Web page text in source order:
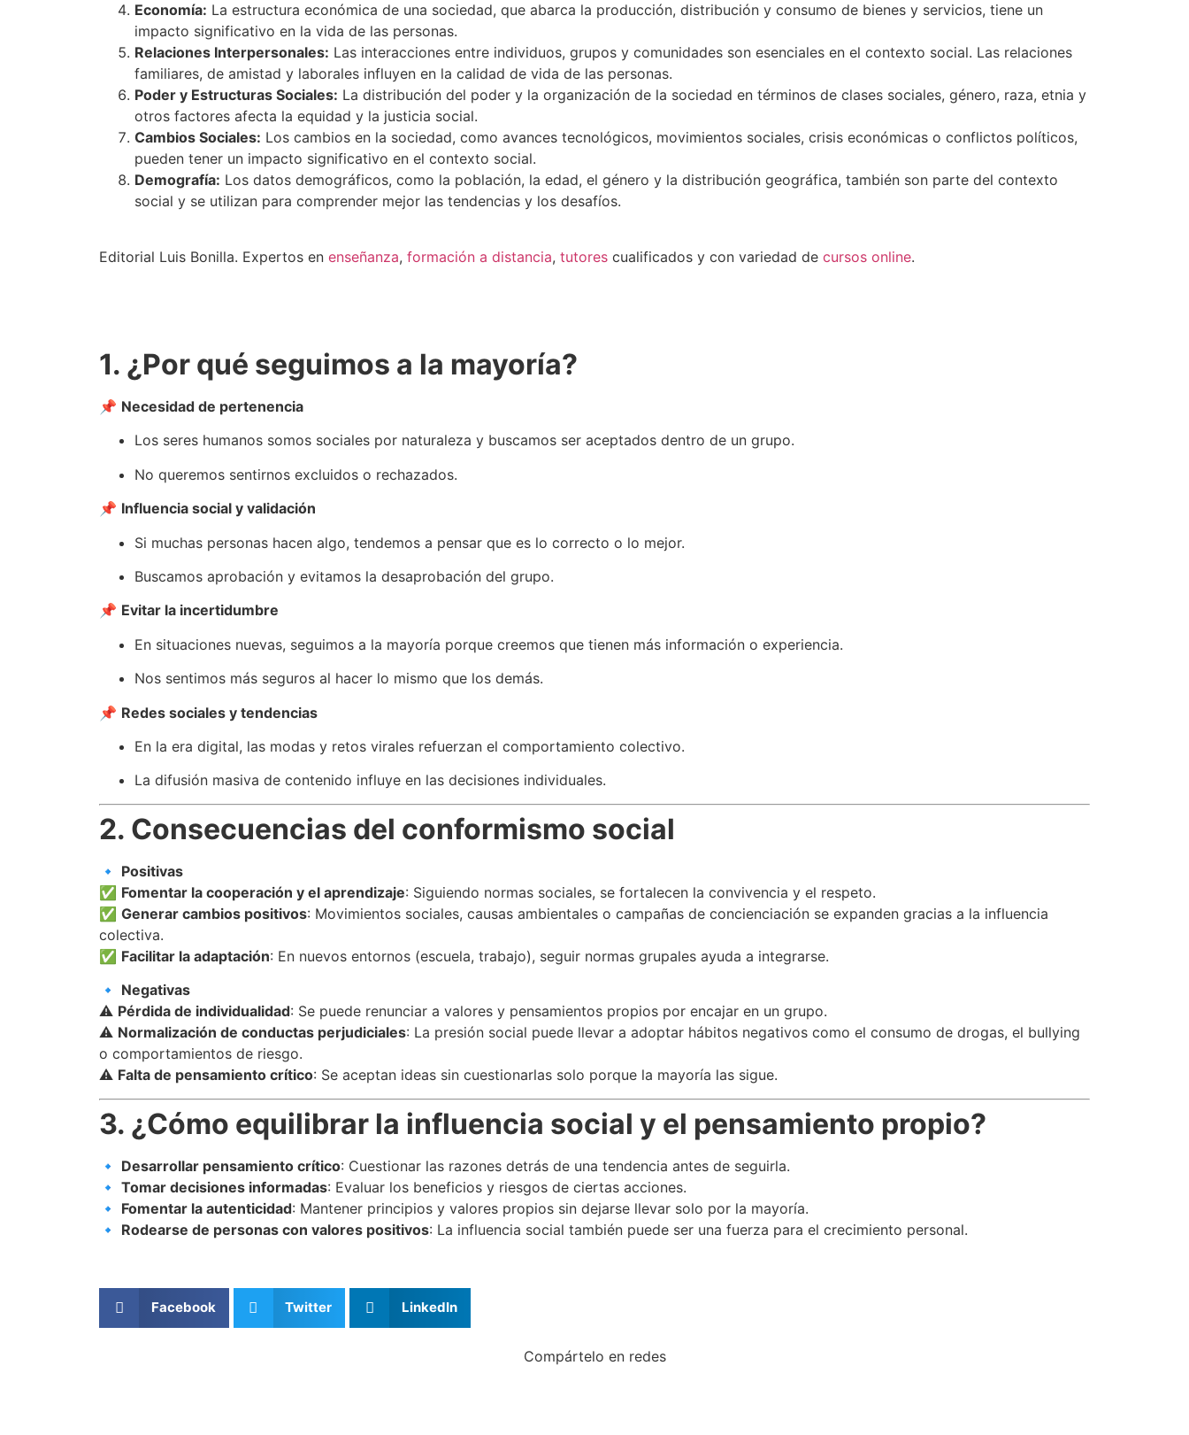
Economía: La estructura económica de una sociedad, que abarca la producción, distribución y consumo de bienes y servicios, tiene un
impacto significativo en la vida de las personas.
Relaciones Interpersonales: Las interacciones entre individuos, grupos y comunidades son esenciales en el contexto social. Las relaciones
familiares, de amistad y laborales influyen en la calidad de vida de las personas.
Poder y Estructuras Sociales: La distribución del poder y la organización de la sociedad en términos de clases sociales, género, raza, etnia y
otros factores afecta la equidad y la justicia social.
Cambios Sociales: Los cambios en la sociedad, como avances tecnológicos, movimientos sociales, crisis económicas o conflictos políticos,
pueden tener un impacto significativo en el contexto social.
Demografía: Los datos demográficos, como la población, la edad, el género y la distribución geográfica, también son parte del contexto
social y se utilizan para comprender mejor las tendencias y los desafíos.
Editorial Luis Bonilla. Expertos en enseñanza, formación a distancia, tutores cualificados y con variedad de cursos online.
1. ¿Por qué seguimos a la mayoría?
📌 Necesidad de pertenencia
Los seres humanos somos sociales por naturaleza y buscamos ser aceptados dentro de un grupo.
No queremos sentirnos excluidos o rechazados.
📌 Influencia social y validación
Si muchas personas hacen algo, tendemos a pensar que es lo correcto o lo mejor.
Buscamos aprobación y evitamos la desaprobación del grupo.
📌 Evitar la incertidumbre
En situaciones nuevas, seguimos a la mayoría porque creemos que tienen más información o experiencia.
Nos sentimos más seguros al hacer lo mismo que los demás.
📌 Redes sociales y tendencias
En la era digital, las modas y retos virales refuerzan el comportamiento colectivo.
La difusión masiva de contenido influye en las decisiones individuales.
2. Consecuencias del conformismo social
🔹 Positivas
✅ Fomentar la cooperación y el aprendizaje: Siguiendo normas sociales, se fortalecen la convivencia y el respeto.
✅ Generar cambios positivos: Movimientos sociales, causas ambientales o campañas de concienciación se expanden gracias a la influencia
colectiva.
✅ Facilitar la adaptación: En nuevos entornos (escuela, trabajo), seguir normas grupales ayuda a integrarse.
🔹 Negativas
⚠ Pérdida de individualidad: Se puede renunciar a valores y pensamientos propios por encajar en un grupo.
⚠ Normalización de conductas perjudiciales: La presión social puede llevar a adoptar hábitos negativos como el consumo de drogas, el bullying
o comportamientos de riesgo.
⚠ Falta de pensamiento crítico: Se aceptan ideas sin cuestionarlas solo porque la mayoría las sigue.
3. ¿Cómo equilibrar la influencia social y el pensamiento propio?
🔹 Desarrollar pensamiento crítico: Cuestionar las razones detrás de una tendencia antes de seguirla.
🔹 Tomar decisiones informadas: Evaluar los beneficios y riesgos de ciertas acciones.
🔹 Fomentar la autenticidad: Mantener principios y valores propios sin dejarse llevar solo por la mayoría.
🔹 Rodearse de personas con valores positivos: La influencia social también puede ser una fuerza para el crecimiento personal.
Facebook Twitter LinkedIn
Compártelo en redes